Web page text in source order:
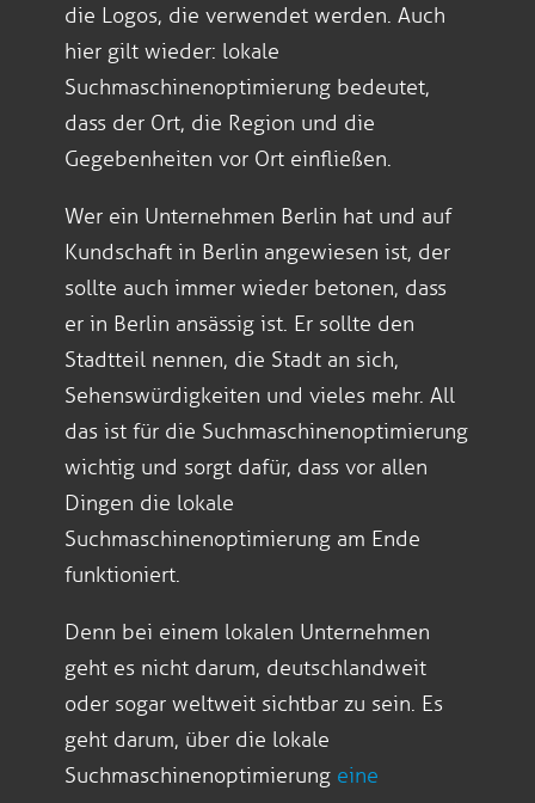
die Logos, die verwendet werden. Auch
hier gilt wieder: lokale
Suchmaschinenoptimierung bedeutet,
dass der Ort, die Region und die
Gegebenheiten vor Ort einfließen.
Wer ein Unternehmen Berlin hat und auf
Kundschaft in Berlin angewiesen ist, der
sollte auch immer wieder betonen, dass
er in Berlin ansässig ist. Er sollte den
Stadtteil nennen, die Stadt an sich,
Sehenswürdigkeiten und vieles mehr. All
das ist für die Suchmaschinenoptimierung
wichtig und sorgt dafür, dass vor allen
Dingen die lokale
Suchmaschinenoptimierung am Ende
funktioniert.
Denn bei einem lokalen Unternehmen
geht es nicht darum, deutschlandweit
oder sogar weltweit sichtbar zu sein. Es
geht darum, über die lokale
Suchmaschinenoptimierung eine